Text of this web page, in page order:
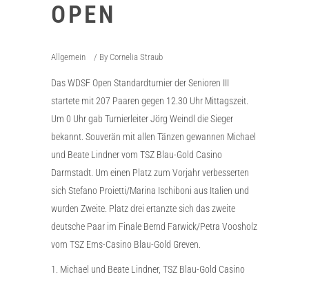
OPEN
Allgemein By Cornelia Straub
Das WDSF Open Standardturnier der Senioren III
startete mit 207 Paaren gegen 12.30 Uhr Mittagszeit.
Um 0 Uhr gab Turnierleiter Jörg Weindl die Sieger
bekannt. Souverän mit allen Tänzen gewannen Michael
und Beate Lindner vom TSZ Blau-Gold Casino
Darmstadt. Um einen Platz zum Vorjahr verbesserten
sich Stefano Proietti/Marina Ischiboni aus Italien und
wurden Zweite. Platz drei ertanzte sich das zweite
deutsche Paar im Finale Bernd Farwick/Petra Voosholz
vom TSZ Ems-Casino Blau-Gold Greven.
1. Michael und Beate Lindner, TSZ Blau-Gold Casino